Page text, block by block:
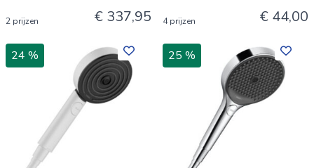
2 prijzen € 337,95 4 prijzen € 44,00
24 % 25 %